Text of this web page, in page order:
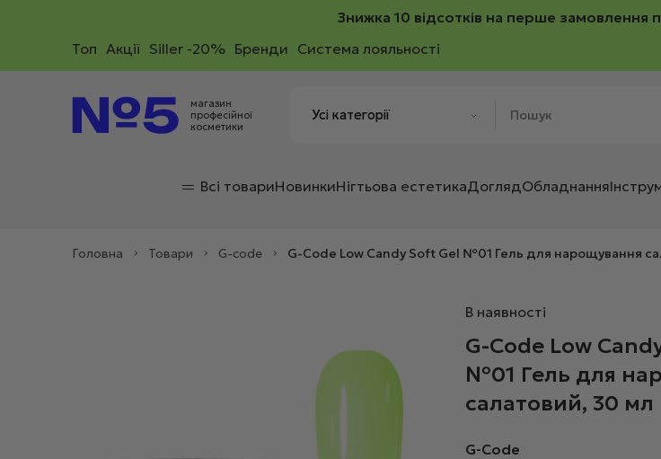
Знижка 10 відсотків на перше замовлення
Toп Акції Siller -20% Бренди Система лояльності
магазин
професійної
косметики
Всі товариНовинкиНігтьова естетикаДоглядОбладнання
Головна > Товари > G-code > G-Code Low Candy Soft Gel №01 Гель для нарощування
В наявності
G-Code Low
№01 Гель для
салатовий, 30 мл
G-Code